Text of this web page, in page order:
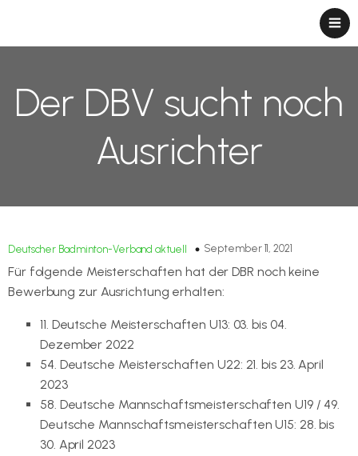
Der DBV sucht noch
Ausrichter
Deutscher Badminton-Verband aktuell September 11, 2021
Für folgende Meisterschaften hat der DBR noch keine
Bewerbung zur Ausrichtung erhalten:
11. Deutsche Meisterschaften U13: 03. bis 04.
Dezember 2022
54. Deutsche Meisterschaften U22: 21. bis 23. April
2023
58. Deutsche Mannschaftsmeisterschaften U19 / 49.
Deutsche Mannschaftsmeisterschaften U15: 28. bis
30. April 2023